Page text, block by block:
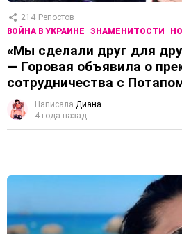
214 Репостов
ВОЙНА В УКРАИНЕ
ЗНАМЕНИТОСТИ
«Мы сделали друг для
— Горовая объявила о
сотрудничества с
Написала Диана
4 года назад